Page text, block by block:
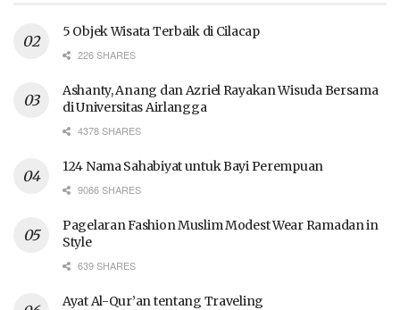
5 Objek Wisata Terbaik di Cilacap
226 SHARES
Ashanty, Anang dan Azriel Rayakan Wisuda Bersama
di Universitas Airlangga
4378 SHARES
124 Nama Sahabiyat untuk Bayi Perempuan
9066 SHARES
Pagelaran Fashion Muslim Modest Wear Ramadan in
Style
639 SHARES
Ayat Al-Qur’an tentang Traveling